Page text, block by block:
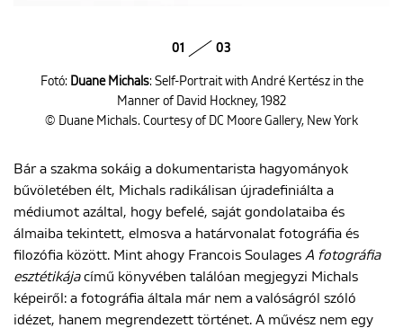
01 03
Fotó: Duane Michals: Self-Portrait with André Kertész in the
Manner of David Hockney, 1982
© Duane Michals. Courtesy of DC Moore Gallery, New York
Bár a szakma sokáig a dokumentarista hagyományok
bűvöletében élt, Michals radikálisan újradefiniálta a
médiumot azáltal, hogy befelé, saját gondolataiba és
álmaiba tekintett, elmosva a határvonalat fotográfia és
filozófia között. Mint ahogy Francois Soulages A fotográfia
esztétikájacímű könyvében találóan megjegyzi Michals
képeiről: a fotográfia általa már nem a valóságról szóló
idézet, hanem megrendezett történet. A művész nem egy